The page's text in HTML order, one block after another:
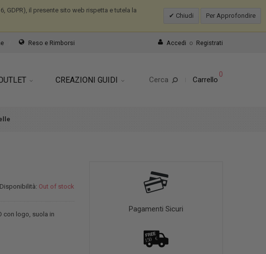
GDPR), il presente sito web rispetta e tutela la
Chiudi Per Approfondire
Reso e Rimborsi Accedi o Registrati
CREAZIONI GUIDI Cerca Carrello
0
Disponibilità: Out of stock
con logo, suola in
Pagamenti Sicuri